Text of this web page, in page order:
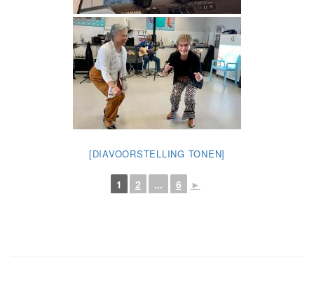
[DIAVOORSTELLING TONEN]
1 2 ... 6 ►